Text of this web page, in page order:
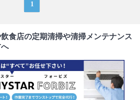
1
食店の定期清掃や清掃メンテナンス